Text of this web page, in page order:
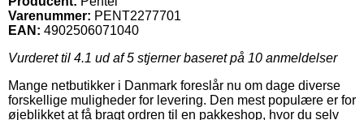
Varenummer: PENT2277701
EAN: 4902506071040
Vurderet til 4.1 ud af 5 stjerner baseret på 10 anmeldelser
Mange netbutikker i Danmark foreslår nu om dage diverse
forskellige muligheder for levering. Den mest populære er for
øjeblikket at få bragt ordren til en pakkeshop, hvor du selv